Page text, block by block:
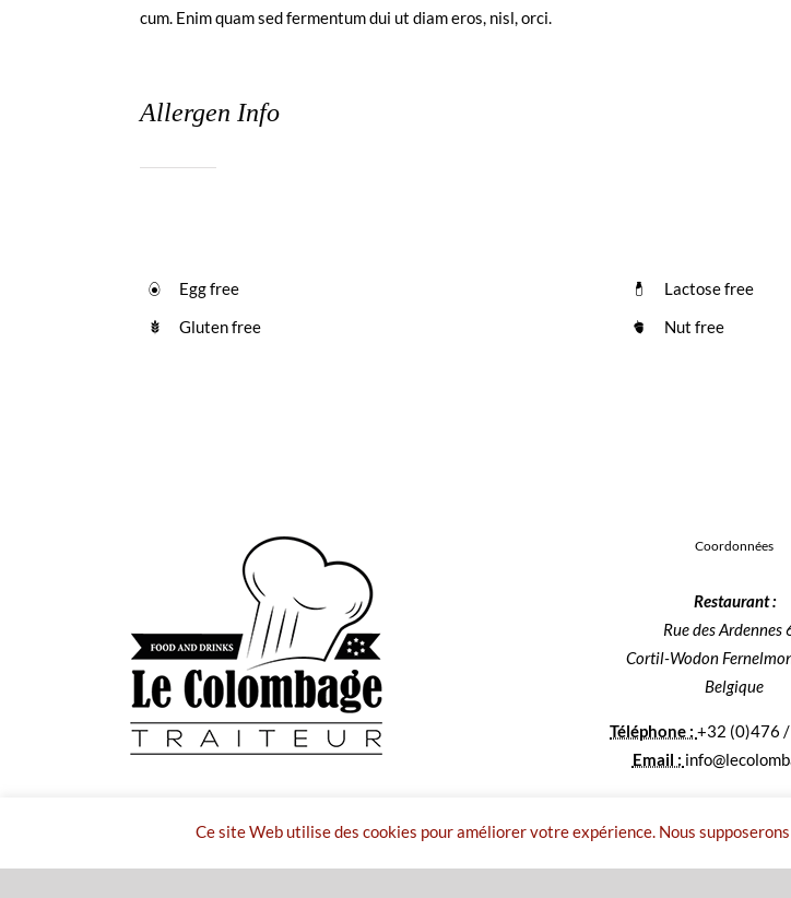
cum. Enim quam sed fermentum dui ut diam eros, nisl, orci.
Allergen Info
Egg free
Gluten free
Lactose free
Nut free
Coordonnées
Restaurant :
Rue des Ardennes
Cortil-Wodon
Belgique
Téléphone : +32 (0)476
Email :
Ce site Web utilise des cookies pour améliorer votre expérience. Nous